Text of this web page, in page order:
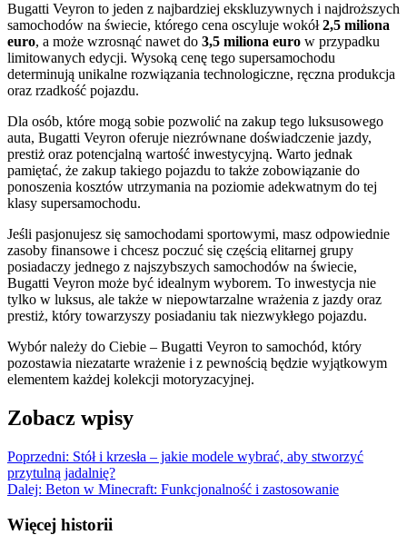
Bugatti Veyron to jeden z najbardziej ekskluzywnych i najdroższych
samochodów na świecie, którego cena oscyluje wokół2,5 miliona
euro, a może wzrosnąć nawet do 3,5 miliona euro w przypadku
limitowanych edycji. Wysoką cenę tego supersamochodu
determinują unikalne rozwiązania technologiczne, ręczna produkcja
oraz rzadkość pojazdu.
Dla osób, które mogą sobie pozwolić na zakup tego luksusowego
auta, Bugatti Veyron oferuje niezrównane doświadczenie jazdy,
prestiż oraz potencjalną wartość inwestycyjną. Warto jednak
pamiętać, że zakup takiego pojazdu to także zobowiązanie do
ponoszenia kosztów utrzymania na poziomie adekwatnym do tej
klasy supersamochodu.
Jeśli pasjonujesz się samochodami sportowymi, masz odpowiednie
zasoby finansowe i chcesz poczuć się częścią elitarnej grupy
posiadaczy jednego z najszybszych samochodów na świecie,
Bugatti Veyron może być idealnym wyborem. To inwestycja nie
tylko w luksus, ale także w niepowtarzalne wrażenia z jazdy oraz
prestiż, który towarzyszy posiadaniu tak niezwykłego pojazdu.
Wybór należy do Ciebie – Bugatti Veyron to samochód, który
pozostawia niezatarte wrażenie i z pewnością będzie wyjątkowym
elementem każdej kolekcji motoryzacyjnej.
Zobacz wpisy
Poprzedni: Stół i krzesła – jakie modele wybrać, aby stworzyć
przytulną jadalnię?
Dalej: Beton w Minecraft: Funkcjonalność i zastosowanie
Więcej historii